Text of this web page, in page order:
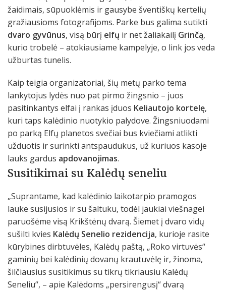
žaidimais, sūpuoklėmis ir gausybe šventiškų kertelių
gražiausioms fotografijoms. Parke bus galima sutikti
dvaro gyvūnus, visą būrį elfų ir net žaliakailį Grinčą,
kurio trobelė – atokiausiame kampelyje, o link jos veda
užburtas tunelis.
Kaip teigia organizatoriai, šių metų parko tema
lankytojus lydės nuo pat pirmo žingsnio – juos
pasitinkantys elfai į rankas įduos Keliautojo kortelę,
kuri taps kalėdinio nuotykio palydove. Žingsniuodami
po parką Elfų planetos svečiai bus kviečiami atlikti
užduotis ir surinkti antspaudukus, už kuriuos kasoje
lauks gardus apdovanojimas.
Susitikimai su Kalėdų seneliu
„Suprantame, kad kalėdinio laikotarpio pramogos
lauke susijusios ir su šaltuku, todėl jaukiai viešnagei
paruošėme visą Krikštėnų dvarą. Šiemet į dvaro vidų
sušilti kvies Kalėdų Senelio rezidencija, kurioje rasite
kūrybines dirbtuvėles, Kalėdų paštą, „Roko virtuvės“
gaminių bei kalėdinių dovanų krautuvėlę ir, žinoma,
šilčiausius susitikimus su tikrų tikriausiu Kalėdų
Seneliu“, – apie Kalėdoms „persirengusį“ dvarą